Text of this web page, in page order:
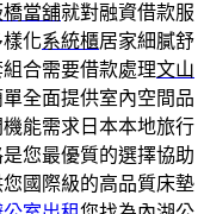
橋當舖就對融資借款服
化系統櫃居家細膩舒
合需要借款處理文山
全面提供室內空間品
能需求日本本地旅行
您最優質的選擇協助
國際級的高品質床墊